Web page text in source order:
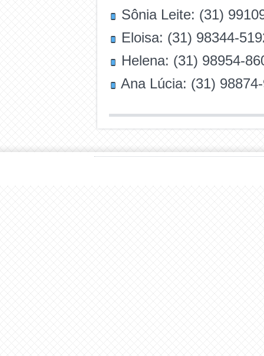
Sônia Leite: (31)
Eloisa: (31) 98344-
Helena: (31) 98954-
Ana Lúcia: (31)